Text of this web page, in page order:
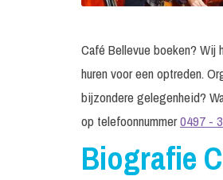
Café Bellevue boeken? Wij
huren voor een optreden.
bijzondere gelegenheid?
op telefoonnummer0497 -
Biografie